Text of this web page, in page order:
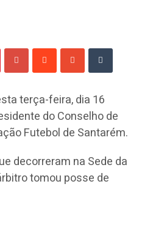
terça-feira, dia 16
do Conselho de
Futebol de Santarém.
decorreram na Sede da
tomou posse de